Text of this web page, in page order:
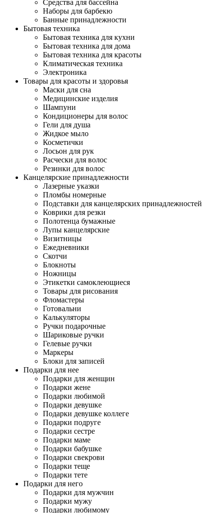
Средства для бассейна
Наборы для барбекю
Банные принадлежности
Бытовая техника
Бытовая техника для кухни
Бытовая техника для дома
Бытовая техника для красоты
Климатическая техника
Электроника
Товары для красоты и здоровья
Маски для сна
Медицинские изделия
Шампуни
Кондиционеры для волос
Гели для душа
Жидкое мыло
Косметички
Лосьон для рук
Расчески для волос
Резинки для волос
Канцелярские принадлежности
Лазерные указки
Пломбы номерные
Подставки для канцелярских принадлежностей
Коврики для резки
Полотенца бумажные
Лупы канцелярские
Визитницы
Ежедневники
Скотчи
Блокноты
Ножницы
Этикетки самоклеющиеся
Товары для рисования
Фломастеры
Готовальни
Калькуляторы
Ручки подарочные
Шариковые ручки
Гелевые ручки
Маркеры
Блоки для записей
Подарки для нее
Подарки для женщин
Подарки жене
Подарки любимой
Подарки девушке
Подарки девушке коллеге
Подарки подруге
Подарки сестре
Подарки маме
Подарки бабушке
Подарки свекрови
Подарки теще
Подарки тете
Подарки для него
Подарки для мужчин
Подарки мужу
Подарки любимому